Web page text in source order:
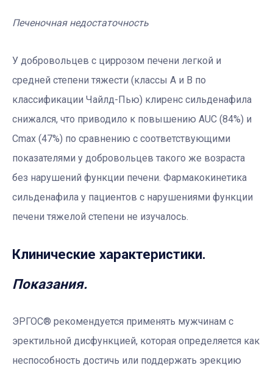
Печеночная недостаточность
У добровольцев с циррозом печени легкой и
средней степени тяжести (классы А и В по
классификации Чайлд-Пью) клиренс сильденафила
снижался, что приводило к повышению AUC (84%) и
Cmax (47%) по сравнению с соответствующими
показателями у добровольцев такого же возраста
без нарушений функции печени. Фармакокинетика
сильденафила у пациентов с нарушениями функции
печени тяжелой степени не изучалось.
Клинические характеристики.
Показания.
ЭРГОС® рекомендуется применять мужчинам с
эректильной дисфункцией, которая определяется как
неспособность достичь или поддержать эрекцию